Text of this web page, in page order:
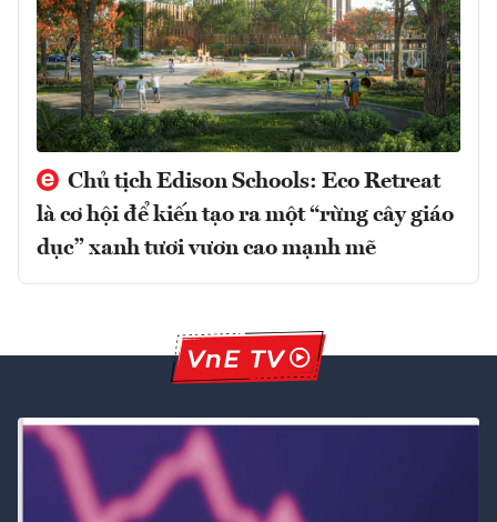
Chủ tịch Edison Schools: Eco Retreat
là cơ hội để kiến tạo ra một “rừng cây giáo
dục” xanh tươi vươn cao mạnh mẽ